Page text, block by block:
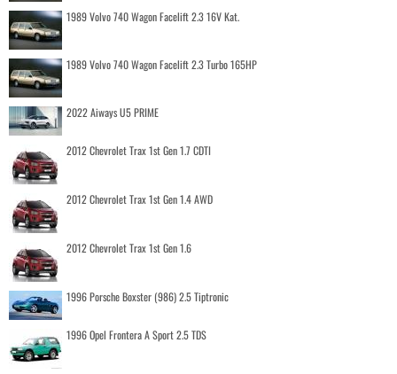
1989 Volvo 740 Wagon Facelift 2.3 16V Kat.
1989 Volvo 740 Wagon Facelift 2.3 Turbo 165HP
2022 Aiways U5 PRIME
2012 Chevrolet Trax 1st Gen 1.7 CDTI
2012 Chevrolet Trax 1st Gen 1.4 AWD
2012 Chevrolet Trax 1st Gen 1.6
1996 Porsche Boxster (986) 2.5 Tiptronic
1996 Opel Frontera A Sport 2.5 TDS